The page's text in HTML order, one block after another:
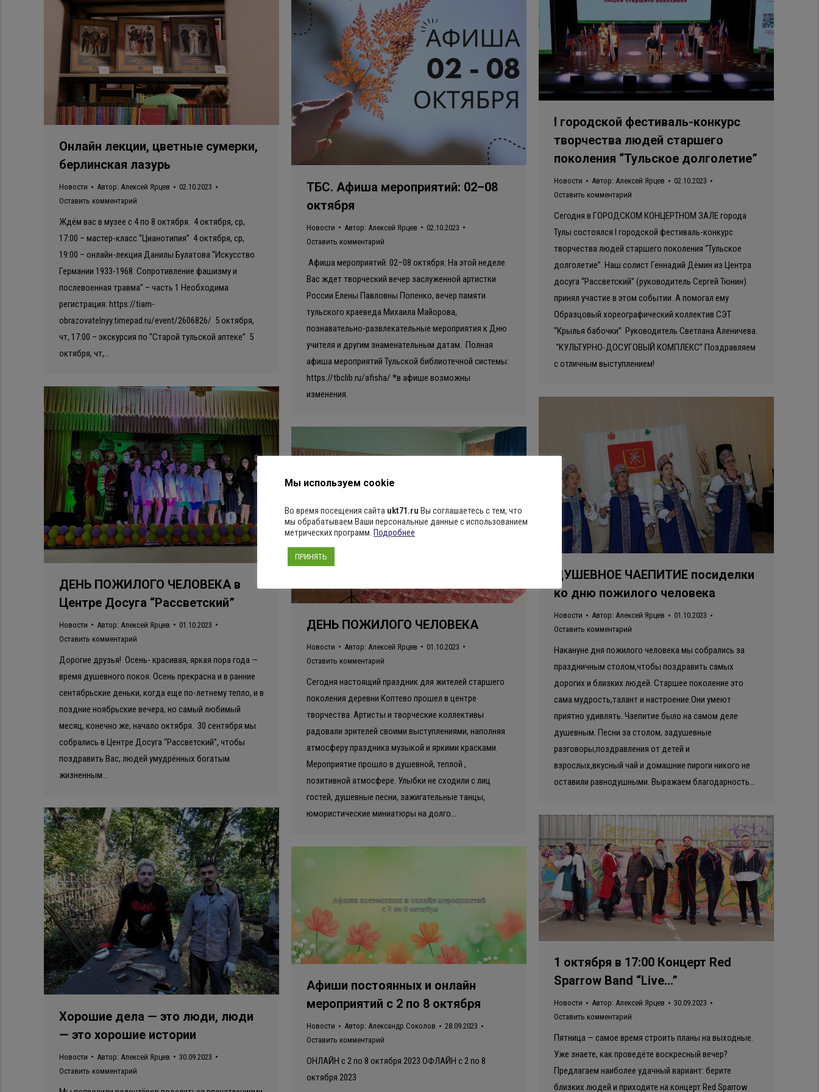
Онлайн лекции, цветные сумерки,
берлинская лазурь
Новости Автор: Алексей Ярцев
02.10.2023
Оставить комментарий
Ждём вас в музее с 4 по 8 октября. 4 октября, ср,
17:00 – мастер-класс “Цианотипия” 4 октября, ср,
19:00 – онлайн-лекция Данилы Булатова “Искусство
Германии 1933-1968. Сопротивление фашизму и
послевоенная травма” – часть 1 Необходима
регистрация: https://tiam-
obrazovatelnyy.timepad.ru/event/2606826/ 5 октября,
чт, 17:00 – экскурсия по “Старой тульской аптеке” 5
октября, чт,…
ТБС. Афиша мероприятий: 02–08
октября
Новости Автор: Алексей Ярцев
02.10.2023
Оставить комментарий
Афиша мероприятий: 02–08 октября. На этой неделе
Вас ждет творческий вечер заслуженной артистки
России Елены Павловны Попенко, вечер памяти
тульского краеведа Михаила Майорова,
познавательно-развлекательные мероприятия к Дню
учителя и другим знаменательным датам. Полная
афиша мероприятий Тульской библиотечной системы:
https://tbclib.ru/afisha/ *в афише возможны
изменения.
I городской фестиваль-конкурс
творчества людей старшего
поколения “Тульское долголетие”
Новости Автор: Алексей Ярцев
02.10.2023
Оставить комментарий
Сегодня в ГОРОДСКОМ КОНЦЕРТНОМ ЗАЛЕ города
Тулы состоялся I городской фестиваль-конкурс
творчества людей старшего поколения “Тульское
долголетие”. Наш солист Геннадий Дёмин из Центра
досуга “Рассветский” (руководитель Сергей Тюнин)
принял участие в этом событии. А помогал ему
Образцовый хореографический коллектив СЭТ
“Крылья бабочки” Руководитель Светлана Аленичева.
“КУЛЬТУРНО-ДОСУГОВЫЙ КОМПЛЕКС” Поздравляем
с отличным выступлением!
ДЕНЬ ПОЖИЛОГО ЧЕЛОВЕКА в
Центре Досуга “Рассветский”
Новости Автор: Алексей Ярцев
01.10.2023
Оставить комментарий
Дорогие друзья! Осень- красивая, яркая пора года —
время душевного покоя. Осень прекрасна и в ранние
сентябрьские деньки, когда еще по-летнему тепло, и в
поздние ноябрьские вечера, но самый любимый
месяц, конечно же, начало октября. 30 сентября мы
собрались в Центре Досуга “Рассветский”, чтобы
поздравить Вас, людей умудрённых богатым
жизненным…
ДУШЕВНОЕ ЧАЕПИТИЕ посиделки
ко дню пожилого человека
Новости Автор: Алексей Ярцев
01.10.2023
Оставить комментарий
Накануне дня пожилого человека мы собрались за
праздничным столом,чтобы поздравить самых
дорогих и близких людей. Старшее поколение это
сама мудрость,талант и настроение.Они умеют
приятно удивлять. Чаепитие было на самом деле
душевным. Песни за столом, задушевные
разговоры,поздравления от детей и
взрослых,вкусный чай и домашние пироги никого не
оставили равнодушными. Выражаем благодарность…
ДЕНЬ ПОЖИЛОГО ЧЕЛОВЕКА
Новости Автор: Алексей Ярцев
01.10.2023
Оставить комментарий
Сегодня настоящий праздник для жителей старшего
поколения деревни Коптево прошел в центре
творчества. Артисты и творческие коллективы
радовали зрителей своими выступлениями, наполняя
атмосферу праздника музыкой и яркими красками.
Мероприятие прошло в душевной, теплой ,
позитивной атмосфере. Улыбки не сходили с лиц
гостей, душевные песни, зажигательные танцы,
юмористические миниатюры на долго…
Хорошие дела — это люди, люди
— это хорошие истории
Новости Автор: Алексей Ярцев
30.09.2023
Оставить комментарий
1 октября в 17:00 Концерт Red
Sparrow Band “Live…”
Новости Автор: Алексей Ярцев
30.09.2023
Оставить комментарий
Пятница — самое время строить планы на выходные.
Уже знаете, как проведёте воскресный вечер?
Предлагаем наиболее удачный вариант: берите
близких людей и приходите на концерт Red Sparrow
Афиши постоянных и онлайн
мероприятий с 2 по 8 октября
Новости Автор: Александр Соколов
28.09.2023
Оставить комментарий
ОНЛАЙН с 2 по 8 октября 2023 ОФЛАЙН с 2 по 8
октября 2023
Мы используем cookie
Во время посещения сайта ukt71.ru Вы соглашаетесь с тем, что
мы обрабатываем Ваши персональные данные с использованием
метрических программ. Подробнее
ПРИНЯТЬ